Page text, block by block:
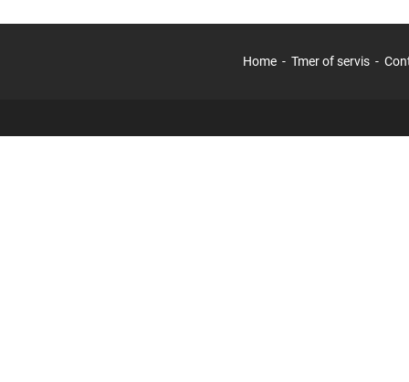
Home Tmer of servis